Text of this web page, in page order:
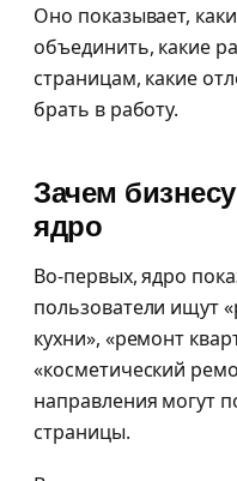
Оно показывает,
объединить, какие
страницам, какие
брать в работу.
Зачем
ядро
Во-первых, ядро
пользователи ищут
кухни», «ремонт
«косметический
направления могут
страницы.